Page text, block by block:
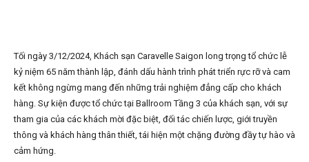
Tối ngày 3/12/2024, Khách sạn Caravelle Saigon long trọng tổ chức lễ
kỷ niệm 65 năm thành lập, đánh dấu hành trình phát triển rực rỡ và cam
kết không ngừng mang đến những trải nghiệm đẳng cấp cho khách
hàng. Sự kiện được tổ chức tại Ballroom Tầng 3 của khách sạn, với sự
tham gia của các khách mời đặc biệt, đối tác chiến lược, giới truyền
thông và khách hàng thân thiết, tái hiện một chặng đường đầy tự hào và
cảm hứng.